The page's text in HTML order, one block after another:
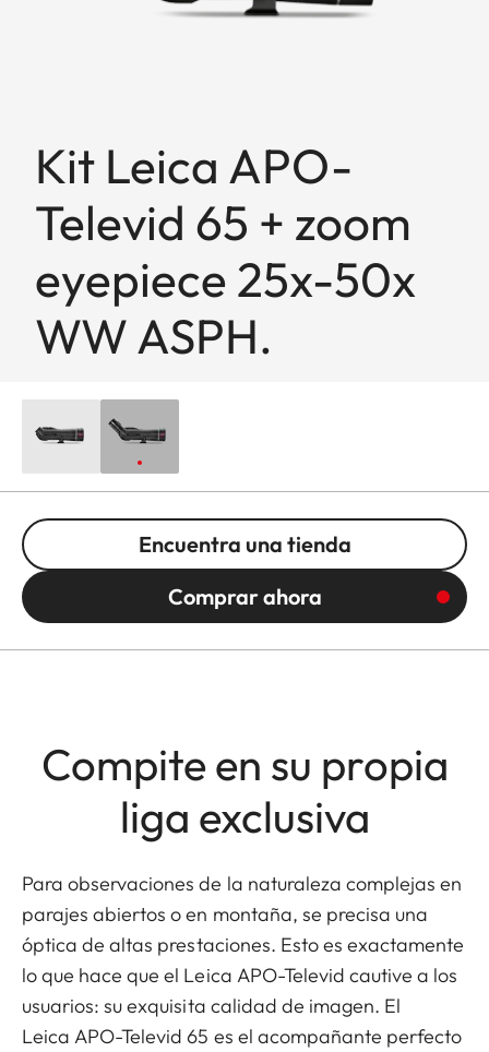
Kit Leica APO-
Televid 65 + zoom
eyepiece 25x-50x
WW ASPH.
Encuentra una tienda
Comprar ahora
Compite en su propia
liga exclusiva
Para observaciones de la naturaleza complejas en
parajes abiertos o en montaña, se precisa una
óptica de altas prestaciones. Esto es exactamente
lo que hace que el Leica APO-Televid cautive a los
usuarios: su exquisita calidad de imagen. El
Leica APO-Televid 65 es el acompañante perfecto